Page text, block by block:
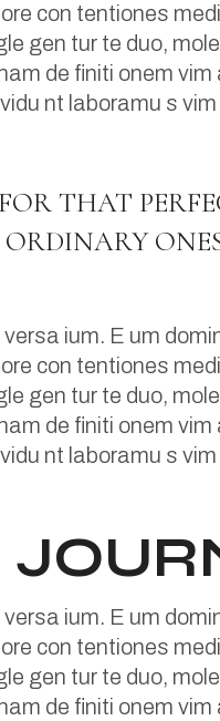
con tentiones
gen tur te duo,
de finiti onem
nt laboramu s
THAT
ium. E um
con tentiones
gen tur te duo,
de finiti onem
nt laboramu s
ium. E um
con tentiones
gen tur te duo,
de finiti onem